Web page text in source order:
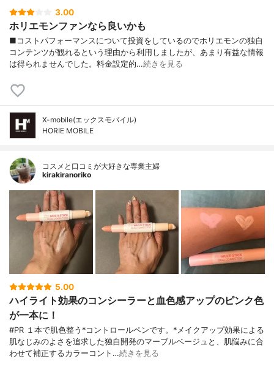
3.00
ホリエモンファンなら良いかも
■コストパフォーマンスについて投資をしているのでホリエモンの独自
コンテンツが観れるという理由から利用しましたが、あまり有益な情報
は得られませんでした。料金設定的…続きを見る
X-mobile(エックスモバイル)
HORIE MOBILE
コスメと口コミが大好きな専業主婦
kirakiranoriko
5.00
ハイライト効果のコンシーラーと血色感アップのピンク色
が一本に！
#PR １本で肌色整う*コントロールペンです。*メイクアップ効果による
肌なじみのよさを追求した独自開発のマーブルベージュと、肌悩みに合
わせて補正するカラーコント…続きを見る